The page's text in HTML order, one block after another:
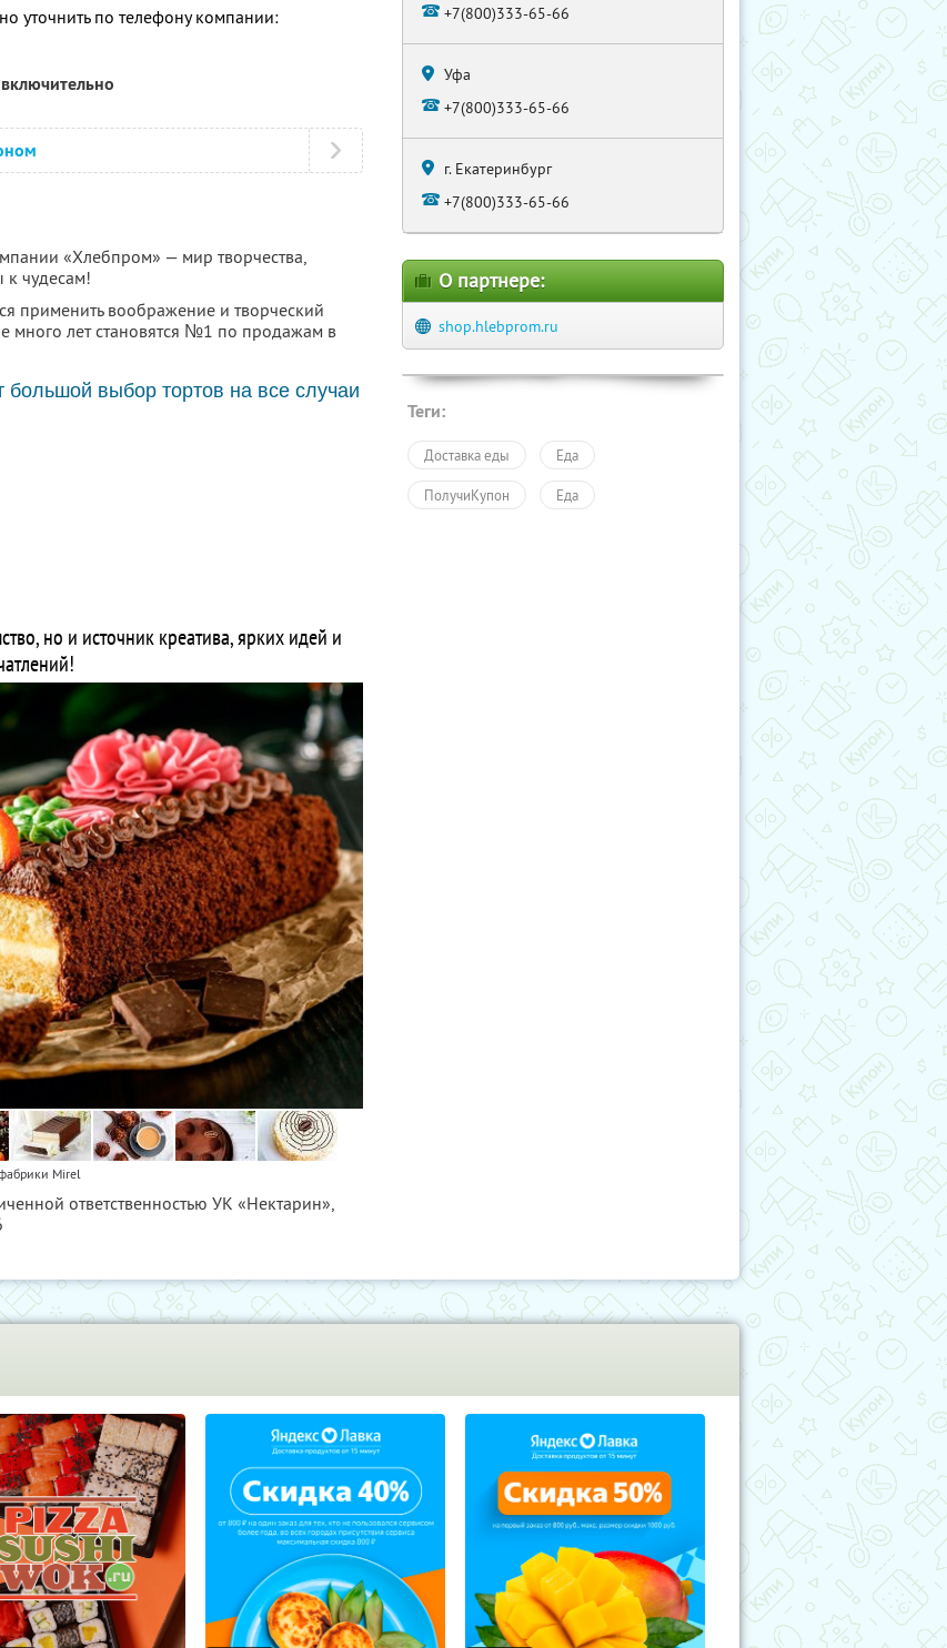
уточнить по телефону компании:
«Хлебпром» — мир творчества,
к чудесам!
применить воображение и творческий
много лет становятся №1 по продажам в
выбор тортов на все случаи
но и источник креатива, ярких идей и
Mirel
ответственностью УК «Нектарин»,
+7(800)333-65-66
Уфа
+7(800)333-65-66
г. Екатеринбург
+7(800)333-65-66
О партнере:
shop.hlebprom.ru
Теги:
Доставка еды Еда
ПолучиКупон Еда